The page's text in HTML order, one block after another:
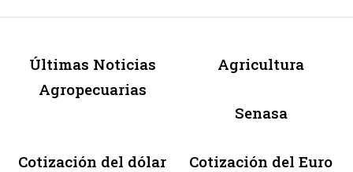
Últimas Noticias
Agropecuarias
Agricultura
Senasa
Cotización del dólar Cotización del Euro